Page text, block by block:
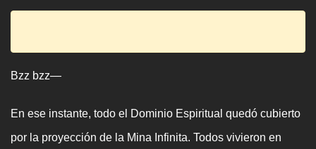
Bzz bzz—
En ese instante, todo el Dominio Espiritual quedó cubierto
por la proyección de la Mina Infinita. Todos vivieron en